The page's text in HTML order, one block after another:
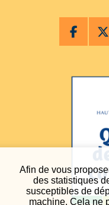
Afin de vous
des statistiques
susceptibles de
machine. Cela ne